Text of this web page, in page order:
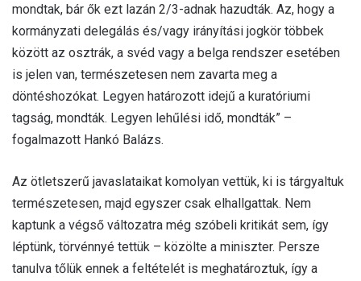
mondtak, bár ők ezt lazán 2/3-adnak hazudták. Az, hogy a
kormányzati delegálás és/vagy irányítási jogkör többek
között az osztrák, a svéd vagy a belga rendszer esetében
is jelen van, természetesen nem zavarta meg a
döntéshozókat. Legyen határozott idejű a kuratóriumi
tagság, mondták. Legyen lehűlési idő, mondták” –
fogalmazott Hankó Balázs.
Az ötletszerű javaslataikat komolyan vettük, ki is tárgyaltuk
természetesen, majd egyszer csak elhallgattak. Nem
kaptunk a végső változatra még szóbeli kritikát sem, így
léptünk, törvénnyé tettük – közölte a miniszter. Persze
tanulva tőlük ennek a feltételét is meghatároztuk, így a